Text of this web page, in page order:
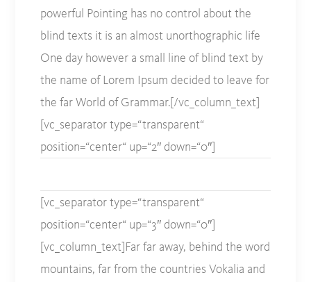
powerful Pointing has no control about the
blind texts it is an almost unorthographic life
One day however a small line of blind text by
the name of Lorem Ipsum decided to leave for
the far World of Grammar.[/vc_column_text]
[vc_separator type=“transparent“
position=“center“ up=“2″ down=“0″]
[vc_separator type=“transparent“
position=“center“ up=“3″ down=“0″]
[vc_column_text]Far far away, behind the word
mountains, far from the countries Vokalia and